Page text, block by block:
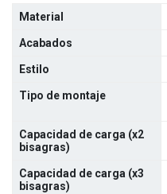
Material
Acabados
Estilo
Tipo de montaje
Capacidad de carga (x2
bisagras)
Capacidad de carga (x3
bisagras)